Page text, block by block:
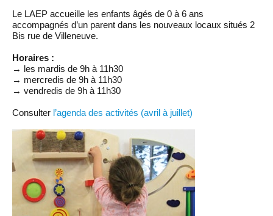
Le LAEP accueille les enfants âgés de 0 à 6 ans
accompagnés d’un parent dans les nouveaux locaux situés 2
Bis rue de Villeneuve.
Horaires :
→ les mardis de 9h à 11h30
→ mercredis de 9h à 11h30
→ vendredis de 9h à 11h30
Consulter l’agenda des activités (avril à juillet)